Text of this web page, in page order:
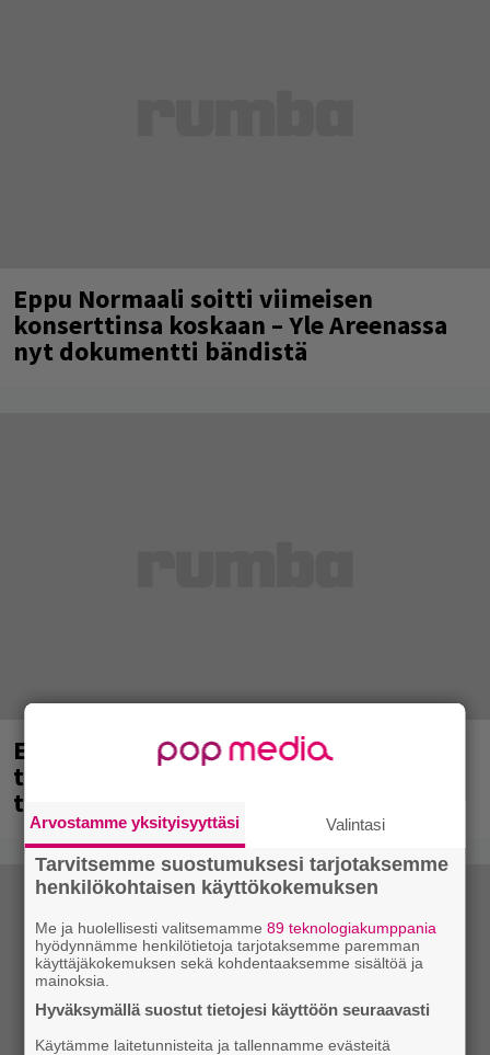
Eppu Normaali soitti viimeisen
konserttinsa koskaan – Yle Areenassa
nyt dokumentti bändistä
Eppu Normaalin viimeinen keikka
tänään – katso kuvagalleria torstailta
täältä
Arvostamme yksityisyyttäsi Valintasi
Tarvitsemme suostumuksesi tarjotaksemme
henkilökohtaisen käyttökokemuksen
Me ja huolellisesti valitsemamme89 teknologiakumppania
hyödynnämme henkilötietoja tarjotaksemme paremman
käyttäjäkokemuksen sekä kohdentaaksemme sisältöä ja
mainoksia.
Hyväksymällä suostut tietojesi käyttöön seuraavasti
Käytämme laitetunnisteita ja tallennamme evästeitä